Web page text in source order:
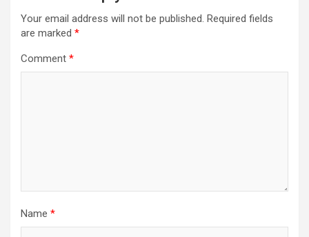
Your email address will not be published. Required fields
are marked *
Comment *
Name *